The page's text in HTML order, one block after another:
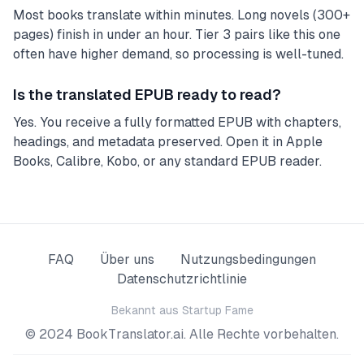
Most books translate within minutes. Long novels (300+
pages) finish in under an hour. Tier 3 pairs like this one
often have higher demand, so processing is well-tuned.
Is the translated EPUB ready to read?
Yes. You receive a fully formatted EPUB with chapters,
headings, and metadata preserved. Open it in Apple
Books, Calibre, Kobo, or any standard EPUB reader.
FAQ Über uns
Nutzungsbedingungen
Datenschutz­richtlinie
Bekannt aus Startup Fame
© 2024 BookTranslator.ai. Alle Rechte vorbehalten.